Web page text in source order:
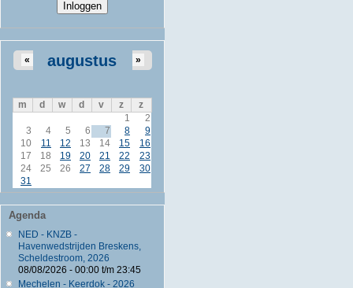
augustus
« »
m d w d v z
z
1
2
3
4 5 6 7 8
9
10
11 12 13 14 15
16
17
18 19 20 21 22
23
24
25 26 27 28 29
30
31
Agenda
NED - KNZB -
Havenwedstrijden Breskens,
Scheldestroom, 2026
08/08/2026 - 00:00t/m 23:45
Mechelen - Keerdok - 2026